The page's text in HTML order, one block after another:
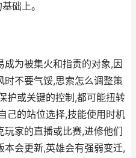
础上。
为被集火和指责的对象,因
时不要气馁,思索怎么调整策
护或关键的控制,都可能扭转
己的站位选择,技能使用时机
家的直播或比赛,进修他们
会更新,英雄会有强弱变迁,